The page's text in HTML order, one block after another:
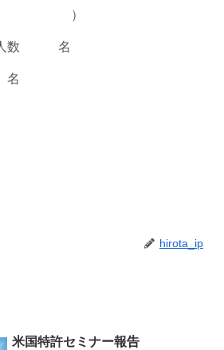
）
加人数 名
hirota_ip
米国特許セミナー報告